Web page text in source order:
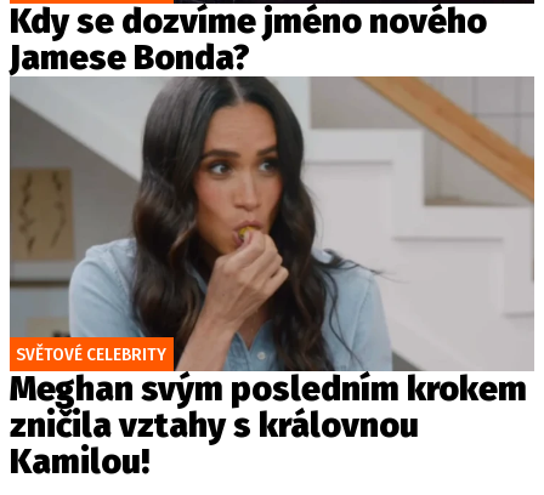
Kdy se dozvíme jméno nového
Jamese Bonda?
SVĚTOVÉ CELEBRITY
Meghan svým posledním krokem
zničila vztahy s královnou
Kamilou!